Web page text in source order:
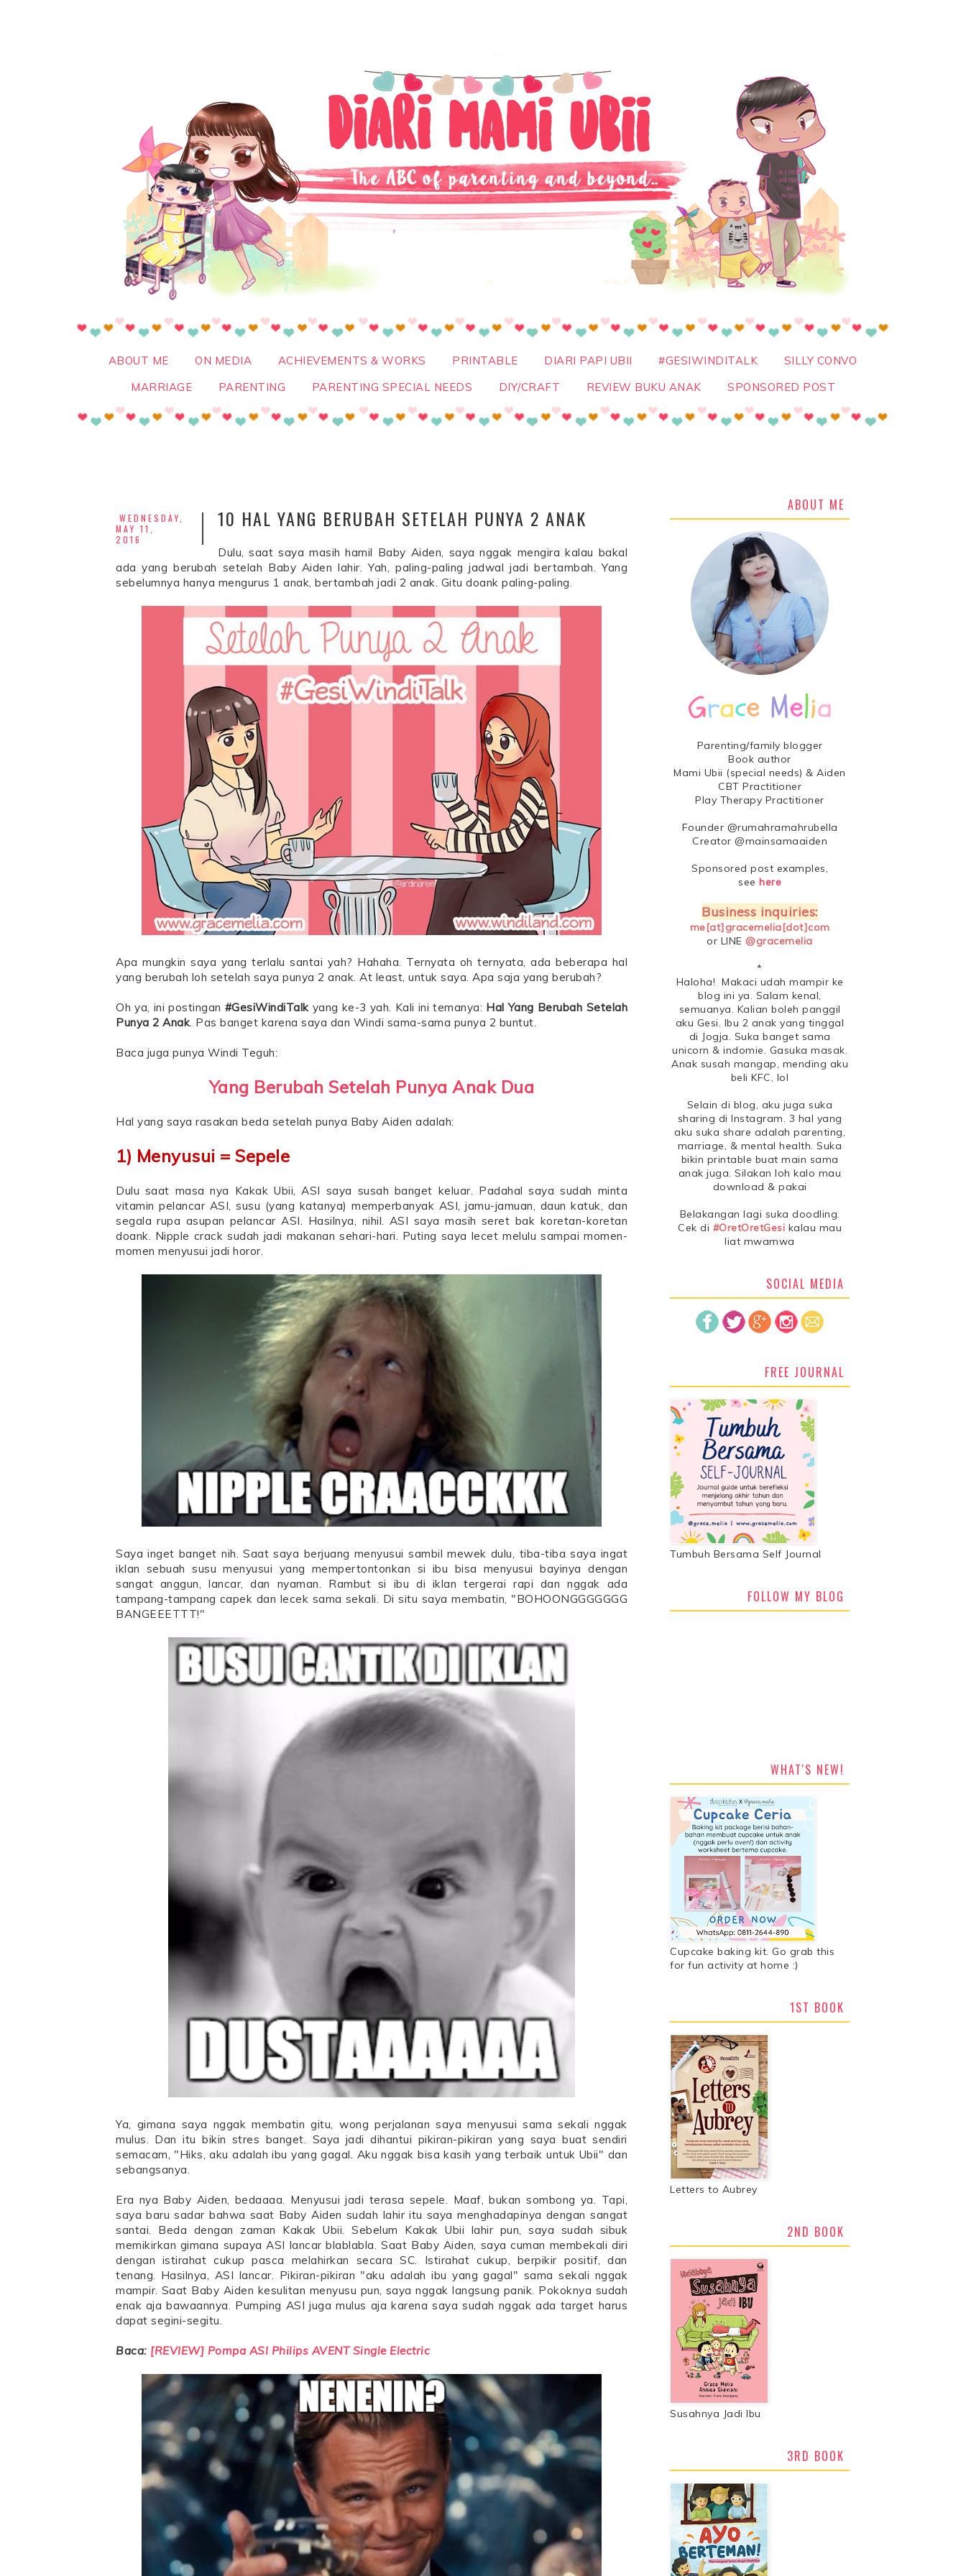
ABOUT ME ON MEDIA ACHIEVEMENTS & WORKS PRINTABLE DIARI PAPI UBII #GESIWINDITALK
SILLY CONVO
MARRIAGE
PARENTING PARENTING SPECIAL NEEDS DIY/CRAFT REVIEW BUKU ANAK SPONSORED POST
WEDNESDAY,
MAY 11,
2016
10 HAL YANG BERUBAH SETELAH PUNYA 2 ANAK
Dulu, saat saya masih hamil Baby Aiden, saya nggak mengira kalau bakal
ada yang berubah setelah Baby Aiden lahir. Yah, paling-paling jadwal jadi bertambah. Yang
sebelumnya hanya mengurus 1 anak, bertambah jadi 2 anak. Gitu doank paling-paling.
Apa mungkin saya yang terlalu santai yah? Hahaha. Ternyata oh ternyata, ada beberapa hal
yang berubah loh setelah saya punya 2 anak. At least, untuk saya. Apa saja yang berubah?
Oh ya, ini postingan #GesiWindiTalkyang ke-3 yah. Kali ini temanya: Hal Yang Berubah Setelah
Punya 2 Anak. Pas banget karena saya dan Windi sama-sama punya 2 buntut.
Baca juga punya Windi Teguh:
Yang Berubah Setelah Punya Anak Dua
Hal yang saya rasakan beda setelah punya Baby Aiden adalah:
1) Menyusui = Sepele
Dulu saat masa nya Kakak Ubii, ASI saya susah banget keluar. Padahal saya sudah minta
vitamin pelancar ASI, susu (yang katanya) memperbanyak ASI, jamu-jamuan, daun katuk, dan
segala rupa asupan pelancar ASI. Hasilnya, nihil. ASI saya masih seret bak koretan-koretan
doank. Nipple crack sudah jadi makanan sehari-hari. Puting saya lecet melulu sampai momen-
momen menyusui jadi horor.
Saya inget banget nih. Saat saya berjuang menyusui sambil mewek dulu, tiba-tiba saya ingat
iklan sebuah susu menyusui yang mempertontonkan si ibu bisa menyusui bayinya dengan
sangat anggun, lancar, dan nyaman. Rambut si ibu di iklan tergerai rapi dan nggak ada
tampang-tampang capek dan lecek sama sekali. Di situ saya membatin, "BOHOONGGGGGGG
BANGEEETTT!"
Ya, gimana saya nggak membatin gitu, wong perjalanan saya menyusui sama sekali nggak
mulus. Dan itu bikin stres banget. Saya jadi dihantui pikiran-pikiran yang saya buat sendiri
semacam, "Hiks, aku adalah ibu yang gagal. Aku nggak bisa kasih yang terbaik untuk Ubii" dan
sebangsanya.
Era nya Baby Aiden, bedaaaa. Menyusui jadi terasa sepele. Maaf, bukan sombong ya. Tapi,
saya baru sadar bahwa saat Baby Aiden sudah lahir itu saya menghadapinya dengan sangat
santai. Beda dengan zaman Kakak Ubii. Sebelum Kakak Ubii lahir pun, saya sudah sibuk
memikirkan gimana supaya ASI lancar blablabla. Saat Baby Aiden, saya cuman membekali diri
dengan istirahat cukup pasca melahirkan secara SC. Istirahat cukup, berpikir positif, dan
tenang. Hasilnya, ASI lancar. Pikiran-pikiran "aku adalah ibu yang gagal" sama sekali nggak
mampir. Saat Baby Aiden kesulitan menyusu pun, saya nggak langsung panik. Pokoknya sudah
enak aja bawaannya. Pumping ASI juga mulus aja karena saya sudah nggak ada target harus
dapat segini-segitu.
Baca: [REVIEW] Pompa ASI Philips AVENT Single Electric
ABOUT ME
Parenting/family blogger
Book author
Mami Ubii (special needs) & Aiden
CBT Practitioner
Play Therapy Practitioner
Founder @rumahramahrubella
Creator @mainsamaaiden
Sponsored post examples,
see here
Business inquiries:
me[at]gracemelia[dot]com
or LINE @gracemelia
*
Haloha! Makaci udah mampir ke
blog ini ya. Salam kenal,
semuanya. Kalian boleh panggil
aku Gesi. Ibu 2 anak yang tinggal
di Jogja. Suka banget sama
unicorn & indomie. Gasuka masak.
Anak susah mangap, mending aku
beli KFC, lol
Selain di blog, aku juga suka
sharing di Instagram. 3 hal yang
aku suka share adalah parenting,
marriage, & mental health. Suka
bikin printable buat main sama
anak juga. Silakan loh kalo mau
download & pakai
Belakangan lagi suka doodling.
Cek di #OretOretGesi kalau mau
liat mwamwa
SOCIAL MEDIA
FREE JOURNAL
Tumbuh Bersama Self Journal
FOLLOW MY BLOG
WHAT'S NEW!
Cupcake baking kit. Go grab this
for fun activity at home :)
1ST BOOK
Letters to Aubrey
2ND BOOK
Susahnya Jadi Ibu
3RD BOOK